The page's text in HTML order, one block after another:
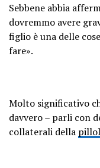
Sebbene abbia
dovremmo avere
figlio è una delle
fare».
Molto significativo
davvero – parli con
collaterali della